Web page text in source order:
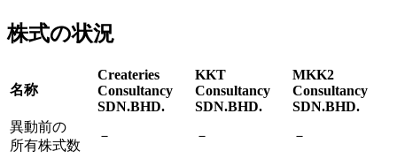
株式の状況
名称
Createries
Consultancy
SDN.BHD.
KKT
Consultancy
SDN.BHD.
MKK2
Consultancy
SDN.BHD.
異動前の
所有株式数
－ － －